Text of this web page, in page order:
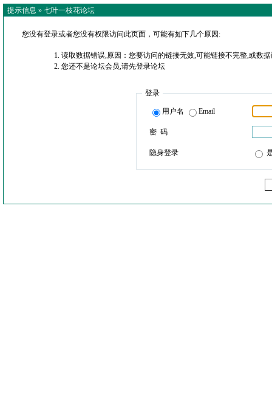
提示信息 » 七叶一枝花论坛
您没有登录或者您没有权限访问此页面，可能有如下几个原因:
读取数据错误,原因：您要访问的链接无效,可能链接不完整,或数
您还不是论坛会员,请先登录论坛
登录
用户名 Email
密 码
隐身登录